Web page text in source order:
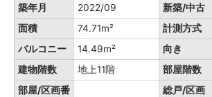
築年月 2022/09 新築/中古
面積
74.71m² 計測方式
バルコニー
14.49m² 向き
建物階数
地上11階 部屋階数
部屋/区画番
総戸/区画